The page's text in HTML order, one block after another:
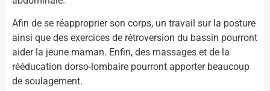
Afin de se réapproprier son corps, un travail sur la posture
ainsi que des exercices de rétroversion du bassin pourront
aider la jeune maman. Enfin, des massages et de la
rééducation dorso-lombaire pourront apporter beaucoup
de soulagement.